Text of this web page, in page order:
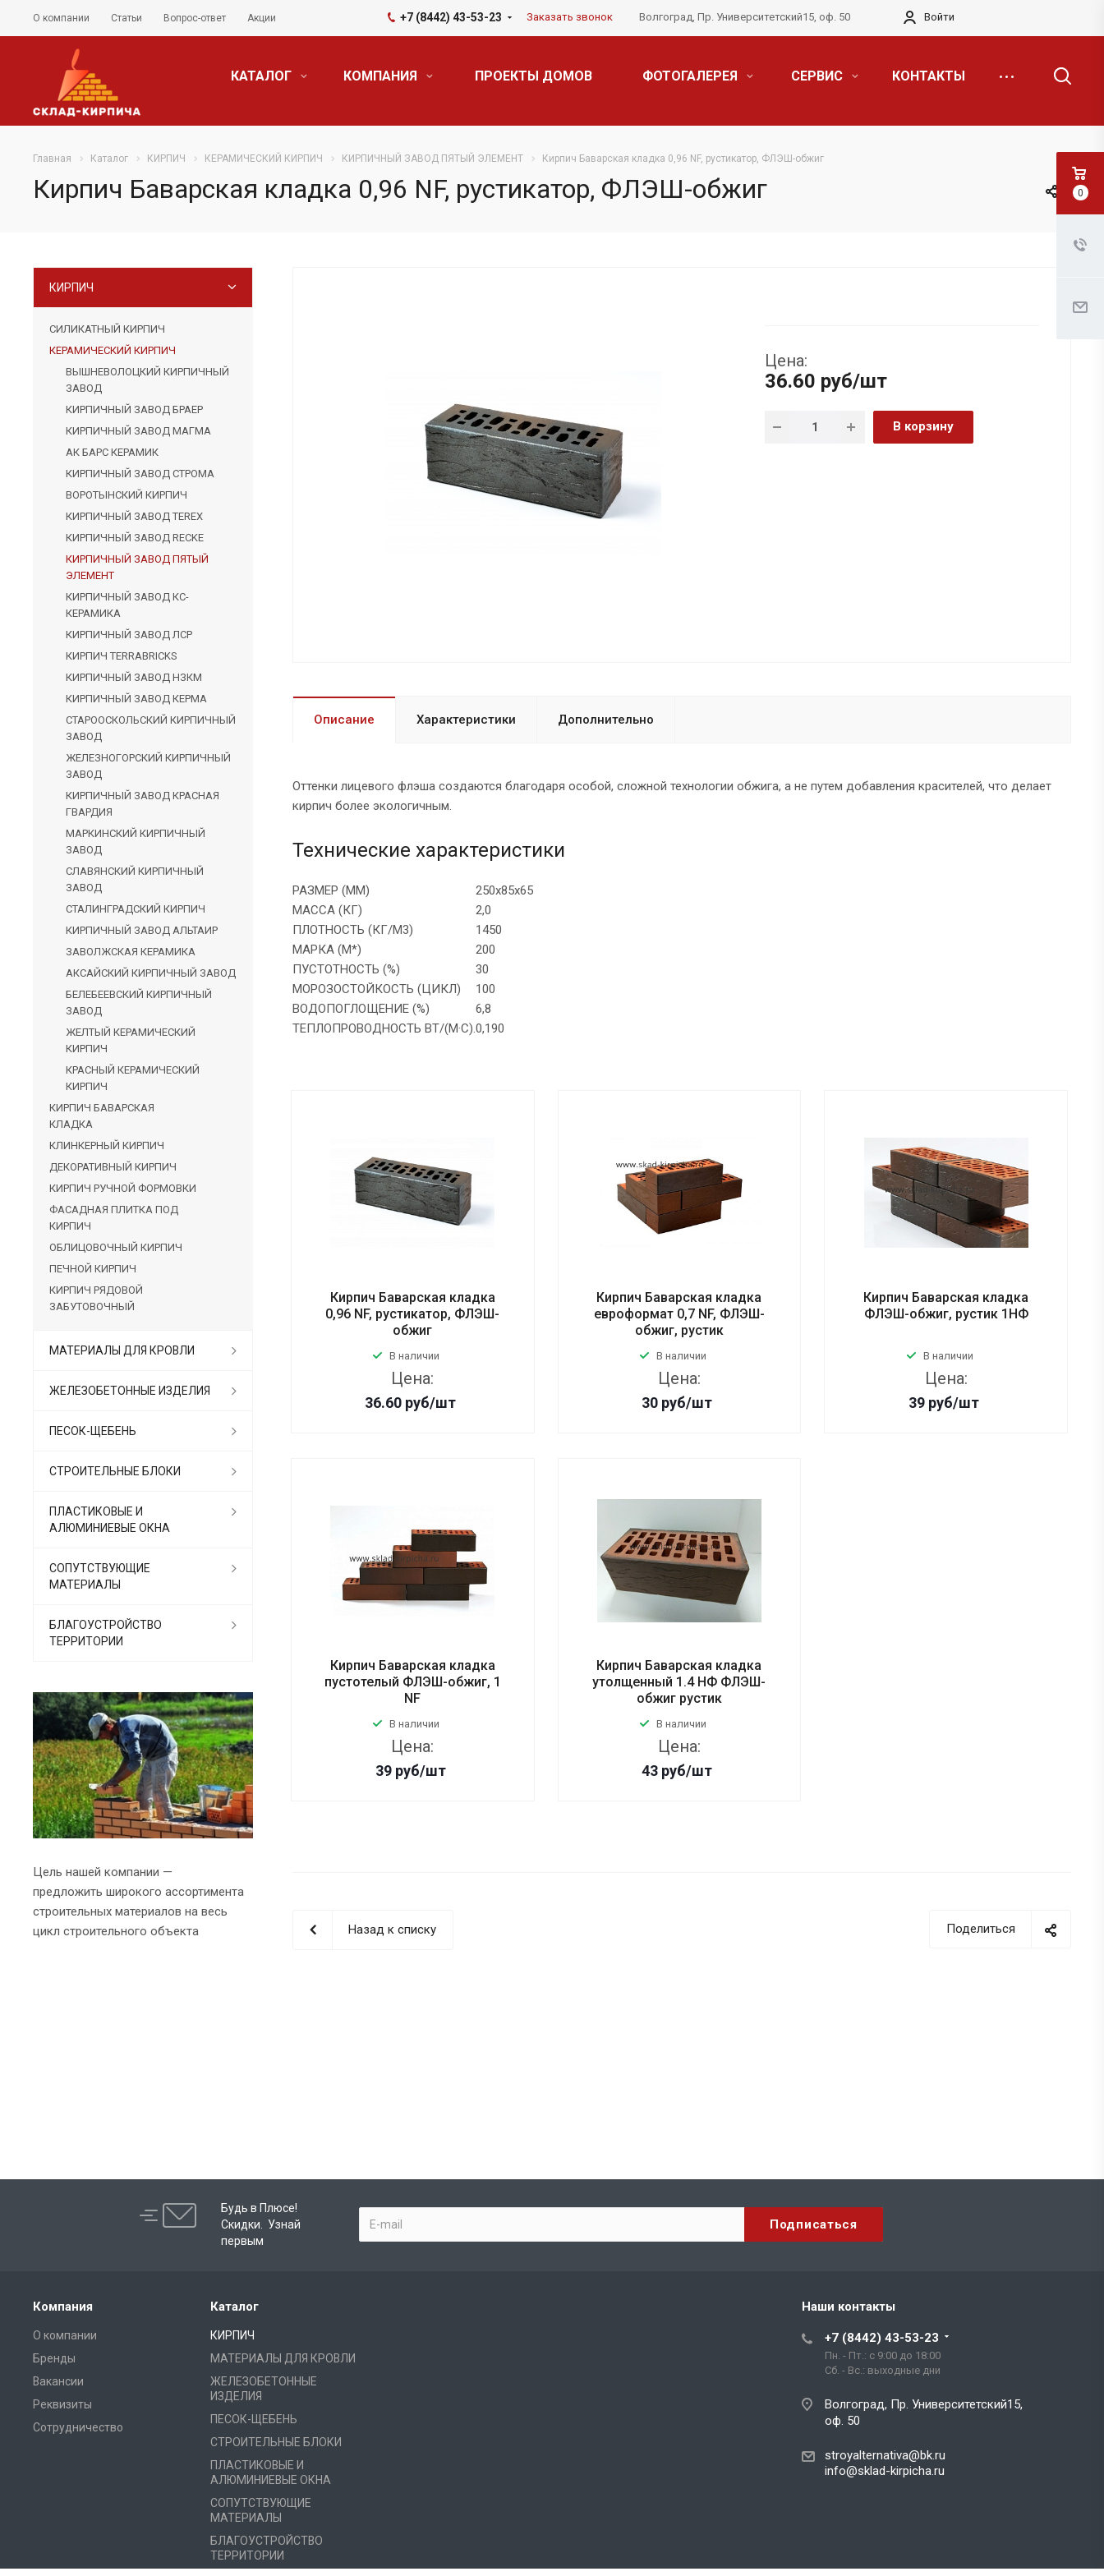
О компании Статьи Вопрос-ответ Акции +7 (8442) 43-53-23 Заказать звонок Волгоград, Пр. Университетский15, оф. 50 Войти
КАТАЛОГ КОМПАНИЯ ПРОЕКТЫ ДОМОВ ФОТОГАЛЕРЕЯ СЕРВИС КОНТАКТЫ
Главная Каталог КИРПИЧ КЕРАМИЧЕСКИЙ КИРПИЧ КИРПИЧНЫЙ ЗАВОД ПЯТЫЙ ЭЛЕМЕНТ Кирпич Баварская кладка 0,96 NF, рустикатор, ФЛЭШ-обжиг
Кирпич Баварская кладка 0,96 NF, рустикатор, ФЛЭШ-обжиг
Цена:
36.60 руб/шт
В корзину
Описание Характеристики Дополнительно
Оттенки лицевого флэша создаются благодаря особой, сложной технологии обжига, а не путем добавления красителей, что делает
кирпич более экологичным.
Технические характеристики
РАЗМЕР (ММ)
250х85х65
МАССА (КГ)
2,0
ПЛОТНОСТЬ (КГ/М3)
1450
МАРКА (М*)
200
ПУСТОТНОСТЬ (%)
30
МОРОЗОСТОЙКОСТЬ (ЦИКЛ)
100
ВОДОПОГЛОЩЕНИЕ (%)
6,8
ТЕПЛОПРОВОДНОСТЬ ВТ/(М·С).0,190
Кирпич Баварская кладка
0,96 NF, рустикатор, ФЛЭШ-
обжиг
В наличии
Цена:
36.60 руб/шт
Кирпич Баварская кладка
евроформат 0,7 NF, ФЛЭШ-
обжиг, рустик
В наличии
Цена:
30 руб/шт
Кирпич Баварская кладка
ФЛЭШ-обжиг, рустик 1НФ
В наличии
Цена:
39 руб/шт
Кирпич Баварская кладка
пустотелый ФЛЭШ-обжиг, 1
NF
В наличии
Цена:
39 руб/шт
Кирпич Баварская кладка
утолщенный 1.4 НФ ФЛЭШ-
обжиг рустик
В наличии
Цена:
43 руб/шт
Поделиться
Назад к списку
КИРПИЧ
СИЛИКАТНЫЙ КИРПИЧ
КЕРАМИЧЕСКИЙ КИРПИЧ
ВЫШНЕВОЛОЦКИЙ КИРПИЧНЫЙ
ЗАВОД
КИРПИЧНЫЙ ЗАВОД БРАЕР
КИРПИЧНЫЙ ЗАВОД МАГМА
АК БАРС КЕРАМИК
КИРПИЧНЫЙ ЗАВОД СТРОМА
ВОРОТЫНСКИЙ КИРПИЧ
КИРПИЧНЫЙ ЗАВОД TEREX
КИРПИЧНЫЙ ЗАВОД RECKE
КИРПИЧНЫЙ ЗАВОД ПЯТЫЙ
ЭЛЕМЕНТ
КИРПИЧНЫЙ ЗАВОД КС-
КЕРАМИКА
КИРПИЧНЫЙ ЗАВОД ЛСР
КИРПИЧ TERRABRICKS
КИРПИЧНЫЙ ЗАВОД НЗКМ
КИРПИЧНЫЙ ЗАВОД КЕРМА
СТАРООСКОЛЬСКИЙ КИРПИЧНЫЙ
ЗАВОД
ЖЕЛЕЗНОГОРСКИЙ КИРПИЧНЫЙ
ЗАВОД
КИРПИЧНЫЙ ЗАВОД КРАСНАЯ
ГВАРДИЯ
МАРКИНСКИЙ КИРПИЧНЫЙ
ЗАВОД
СЛАВЯНСКИЙ КИРПИЧНЫЙ
ЗАВОД
СТАЛИНГРАДСКИЙ КИРПИЧ
КИРПИЧНЫЙ ЗАВОД АЛЬТАИР
ЗАВОЛЖСКАЯ КЕРАМИКА
АКСАЙСКИЙ КИРПИЧНЫЙ ЗАВОД
БЕЛЕБЕЕВСКИЙ КИРПИЧНЫЙ
ЗАВОД
ЖЕЛТЫЙ КЕРАМИЧЕСКИЙ
КИРПИЧ
КРАСНЫЙ КЕРАМИЧЕСКИЙ
КИРПИЧ
КИРПИЧ БАВАРСКАЯ
КЛАДКА
КЛИНКЕРНЫЙ КИРПИЧ
ДЕКОРАТИВНЫЙ КИРПИЧ
КИРПИЧ РУЧНОЙ ФОРМОВКИ
ФАСАДНАЯ ПЛИТКА ПОД
КИРПИЧ
ОБЛИЦОВОЧНЫЙ КИРПИЧ
ПЕЧНОЙ КИРПИЧ
КИРПИЧ РЯДОВОЙ
ЗАБУТОВОЧНЫЙ
МАТЕРИАЛЫ ДЛЯ КРОВЛИ
ЖЕЛЕЗОБЕТОННЫЕ ИЗДЕЛИЯ
ПЕСОК-ЩЕБЕНЬ
СТРОИТЕЛЬНЫЕ БЛОКИ
ПЛАСТИКОВЫЕ И
АЛЮМИНИЕВЫЕ ОКНА
СОПУТСТВУЮЩИЕ
МАТЕРИАЛЫ
БЛАГОУСТРОЙСТВО
ТЕРРИТОРИИ
Цель нашей компании —
предложить широкого ассортимента
строительных материалов на весь
цикл строительного объекта
Будь в Плюсе!
Скидки. Узнай
первым
Компания
О компании
Бренды
Вакансии
Реквизиты
Сотрудничество
Каталог
КИРПИЧ
МАТЕРИАЛЫ ДЛЯ КРОВЛИ
ЖЕЛЕЗОБЕТОННЫЕ
ИЗДЕЛИЯ
ПЕСОК-ЩЕБЕНЬ
СТРОИТЕЛЬНЫЕ БЛОКИ
ПЛАСТИКОВЫЕ И
АЛЮМИНИЕВЫЕ ОКНА
СОПУТСТВУЮЩИЕ
МАТЕРИАЛЫ
БЛАГОУСТРОЙСТВО
ТЕРРИТОРИИ
Наши контакты
+7 (8442) 43-53-23
Пн. - Пт.: с 9:00 до 18:00
Сб. - Вс.: выходные дни
Волгоград, Пр. Университетский15,
оф. 50
stroyalternativa@bk.ru
info@sklad-kirpicha.ru
0